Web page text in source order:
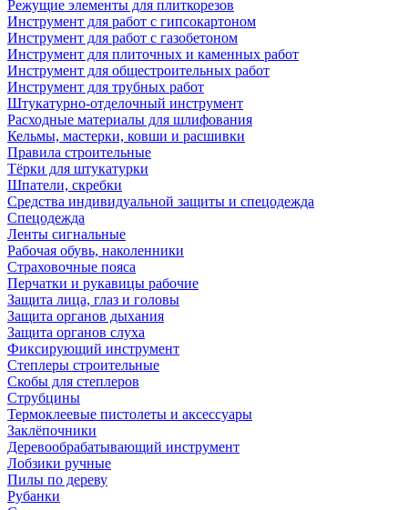
Режущие элементы для плиткорезов
Инструмент для работ с гипсокартоном
Инструмент для работ с газобетоном
Инструмент для плиточных и каменных работ
Инструмент для общестроительных работ
Инструмент для трубных работ
Штукатурно-отделочный инструмент
Расходные материалы для шлифования
Кельмы, мастерки, ковши и расшивки
Правила строительные
Тёрки для штукатурки
Шпатели, скребки
Средства индивидуальной защиты и спецодежда
Спецодежда
Ленты сигнальные
Рабочая обувь, наколенники
Страховочные пояса
Перчатки и рукавицы рабочие
Защита лица, глаз и головы
Защита органов дыхания
Защита органов слуха
Фиксирующий инструмент
Степлеры строительные
Скобы для степлеров
Струбцины
Термоклеевые пистолеты и аксессуары
Заклёпочники
Деревообрабатывающий инструмент
Лобзики ручные
Пилы по дереву
Рубанки